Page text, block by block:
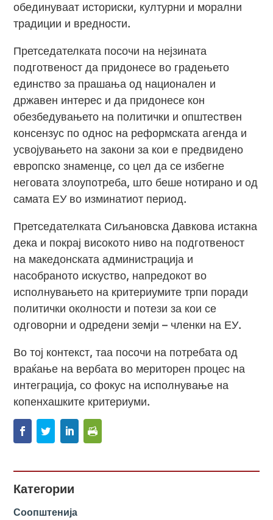
обединуваат историски, културни и морални
традиции и вредности.
Претседателката посочи на нејзината
подготвеност да придонесе во градењето
единство за прашања од национален и
државен интерес и да придонесе кон
обезбедувањето на политички и општествен
консензус по однос на реформската агенда и
усвојувањето на закони за кои е предвидено
европско знаменце, со цел да се избегне
неговата злоупотреба, што беше нотирано и од
самата ЕУ во изминатиот период.
Претседателката Сиљановска Давкова истакна
дека и покрај високото ниво на подготвеност
на македонската администрација и
насобраното искуство, напредокот во
исполнувањето на критериумите трпи поради
политички околности и потези за кои се
одговорни и одредени земји – членки на ЕУ.
Во тој контекст, таа посочи на потребата од
враќање на вербата во мериторен процес на
интеграција, со фокус на исполнување на
копенхашките критериуми.
Категории
Соопштенија